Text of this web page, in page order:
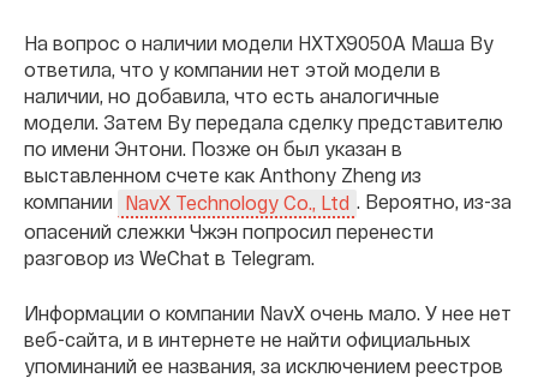
На вопрос о наличии модели HXTX9050A Маша Ву
ответила, что у компании нет этой модели в
наличии, но добавила, что есть аналогичные
модели. Затем Ву передала сделку представителю
по имени Энтони. Позже он был указан в
выставленном счете как Anthony Zheng из
компании
NavX Technology Co., Ltd . Вероятно, из-за
опасений слежки Чжэн попросил перенести
разговор из WeChat в Telegram.
Информации о компании NavX очень мало. У нее нет
веб-сайта, и в интернете не найти официальных
упоминаний ее названия, за исключением реестров